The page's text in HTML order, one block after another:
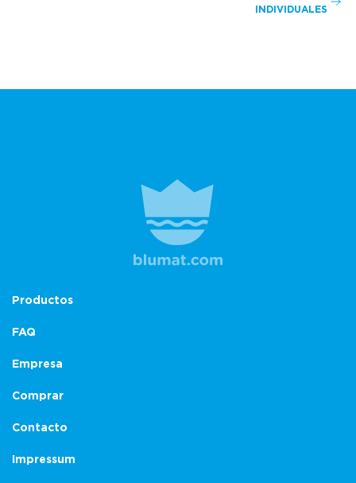
INDIVIDUALES
Productos
FAQ
Empresa
Comprar
Contacto
Impressum